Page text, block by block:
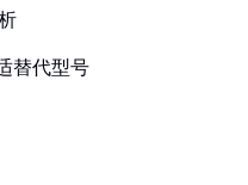
替代型号